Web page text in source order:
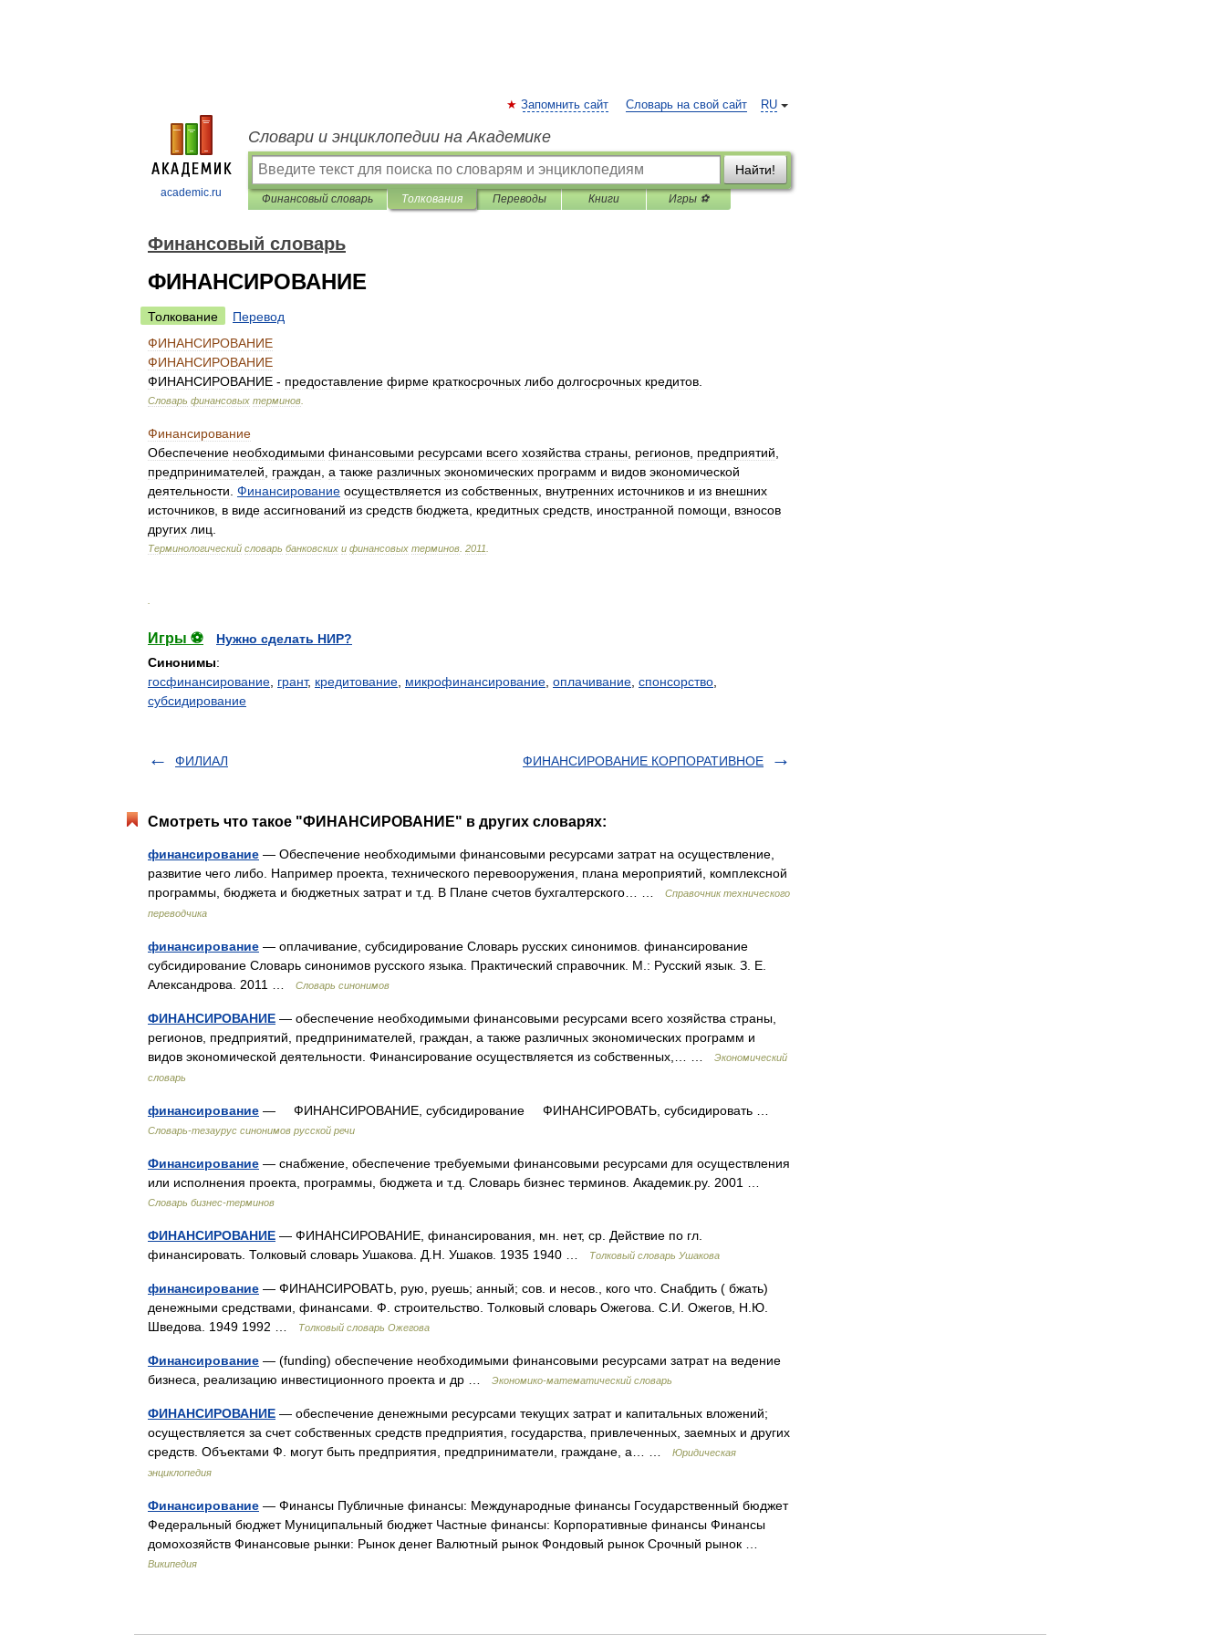
academic.ru
RU
Запомнить сайт Словарь на свой сайт
Словари и энциклопедии на Академике
Найти!
Финансовый словарь Толкования Переводы Книги Игры ⚽
Финансовый словарь
ФИНАНСИРОВАНИЕ
Толкование
Перевод
ФИНАНСИРОВАНИЕ
ФИНАНСИРОВАНИЕ
ФИНАНСИРОВАНИЕ - предоставление фирме краткосрочных либо долгосрочных кредитов
Словарь финансовых терминов
Финансирование
Обеспечение необходимыми финансовыми ресурсами всего хозяйства страны регионов предприятий
предпринимателей
граждан а также различных экономических программ и видов экономической
деятельности Финансирование осуществляется из собственных внутренних источников и из внешних
источников в виде ассигнований из средств бюджета кредитных средств иностранной помощи
взносов
других лиц
Терминологический словарь банковских и финансовых терминов 2011
Игры ⚽
Нужно сделать НИР?
Синонимы:
госфинансирование грант, кредитование микрофинансирование оплачивание спонсорство
субсидирование
ФИЛИАЛ ФИНАНСИРОВАНИЕ КОРПОРАТИВНОЕ
Смотреть что такое "ФИНАНСИРОВАНИЕ" в других словарях:
финансирование — Обеспечение необходимыми финансовыми ресурсами затрат на осуществление,
развитие чего либо. Например проекта, технического перевооружения, плана мероприятий, комплексной
программы, бюджета и бюджетных затрат и т.д. В Плане счетов бухгалтерского… …
Справочник технического
переводчика
финансирование — оплачивание, субсидирование Словарь русских синонимов. финансирование
субсидирование Словарь синонимов русского языка. Практический справочник. М.: Русский язык. З. Е.
Александрова. 2011 …
Словарь синонимов
ФИНАНСИРОВАНИЕ — обеспечение необходимыми финансовыми ресурсами всего хозяйства страны,
регионов, предприятий, предпринимателей, граждан, а также различных экономических программ и
видов экономической деятельности. Финансирование осуществляется из собственных,… …
Экономический
словарь
финансирование — ФИНАНСИРОВАНИЕ, субсидирование ФИНАНСИРОВАТЬ, субсидировать …
Словарь-тезаурус синонимов русской речи
Финансирование — снабжение, обеспечение требуемыми финансовыми ресурсами для осуществления
или исполнения проекта, программы, бюджета и т.д. Словарь бизнес терминов. Академик.ру. 2001 …
Словарь бизнес-терминов
ФИНАНСИРОВАНИЕ — ФИНАНСИРОВАНИЕ, финансирования, мн. нет, ср. Действие по гл.
финансировать. Толковый словарь Ушакова. Д.Н. Ушаков. 1935 1940 …
Толковый словарь Ушакова
финансирование — ФИНАНСИРОВАТЬ, рую, руешь; анный; сов. и несов., кого что. Снабдить ( бжать)
денежными средствами, финансами. Ф. строительство. Толковый словарь Ожегова. С.И. Ожегов, Н.Ю.
Шведова. 1949 1992 …
Толковый словарь Ожегова
Финансирование — (funding) обеспечение необходимыми финансовыми ресурсами затрат на ведение
бизнеса, реализацию инвестиционного проекта и др …
Экономико-математический словарь
ФИНАНСИРОВАНИЕ — обеспечение денежными ресурсами текущих затрат и капитальных вложений;
осуществляется за счет собственных средств предприятия, государства, привлеченных, заемных и других
средств. Объектами Ф. могут быть предприятия, предприниматели, граждане, а… …
Юридическая
энциклопедия
Финансирование — Финансы Публичные финансы: Международные финансы Государственный бюджет
Федеральный бюджет Муниципальный бюджет Частные финансы: Корпоративные финансы Финансы
домохозяйств Финансовые рынки: Рынок денег Валютный рынок Фондовый рынок Срочный рынок …
Википедия